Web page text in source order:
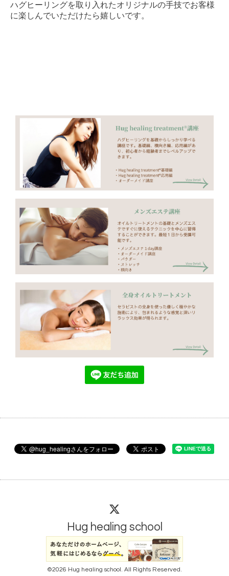
ハグヒーリングを取り入れたオリジナルの手技でお客様
に楽しんでいただけたら嬉しいです。
Hug healing school
©2026 Hug healing school . All Rights Reserved.